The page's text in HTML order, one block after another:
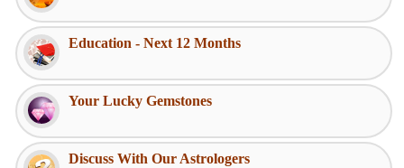
Education - Next 12 Months
Your Lucky Gemstones
Discuss With Our Astrologers